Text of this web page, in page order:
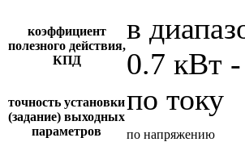
коэффициент
полезного действия,
КПД
в
0.7 кВт
точность установки
(задание) выходных
параметров
по току
по напряжению